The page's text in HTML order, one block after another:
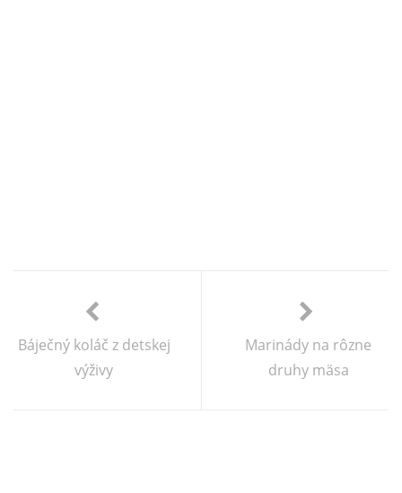
Báječný koláč z detskej
výživy
Marinády na rôzne
druhy mäsa